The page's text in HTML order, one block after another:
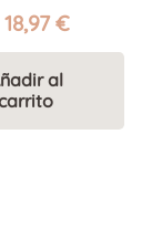
El
precio
original
era:
28,90 €.
18,97€El
precio
18,97 €.
al